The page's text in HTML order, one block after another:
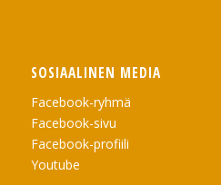
SOSIAALINEN MEDIA
Facebook-ryhmä
Facebook-sivu
Facebook-profiili
Youtube